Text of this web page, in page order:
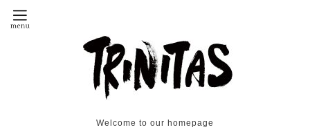
Welcome to our homepage